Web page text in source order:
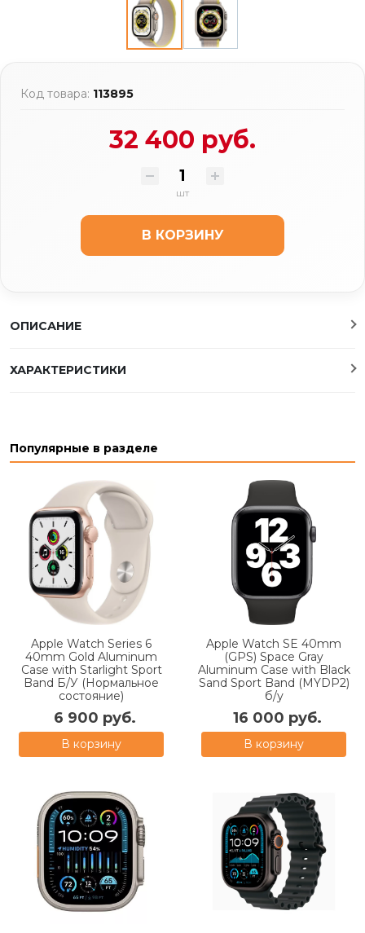
Код товара: 113895
32 400 руб.
шт
В КОРЗИНУ
ОПИСАНИЕ
ХАРАКТЕРИСТИКИ
Популярные в разделе
Apple Watch Series 6
40mm Gold Aluminum
Case with Starlight Sport
Band Б/У (Нормальное
состояние)
6 900 руб.
В корзину
Apple Watch SE 40mm
(GPS) Space Gray
Aluminum Case with Black
Sand Sport Band (MYDP2)
б/у
16 000 руб.
В корзину